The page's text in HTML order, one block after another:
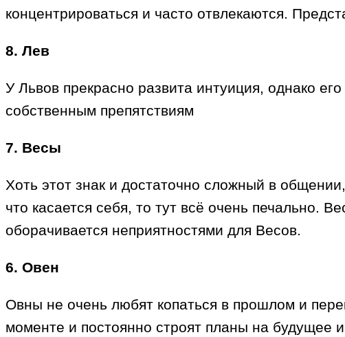
концентрироваться и часто отвлекаются.
8. Лев
У Львов прекрасно развита интуиция, однако
собственным препятствиям
7. Весы
Хоть этот знак и достаточно сложный в
что касается себя, то тут всё очень печально.
оборачивается неприятностями для Весов.
6. Овен
Овны не очень любят копаться в прошлом и
моменте и постоянно строят планы на будущее